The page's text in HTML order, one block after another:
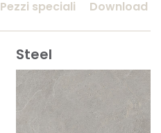
Pezzi speciali Download
Steel